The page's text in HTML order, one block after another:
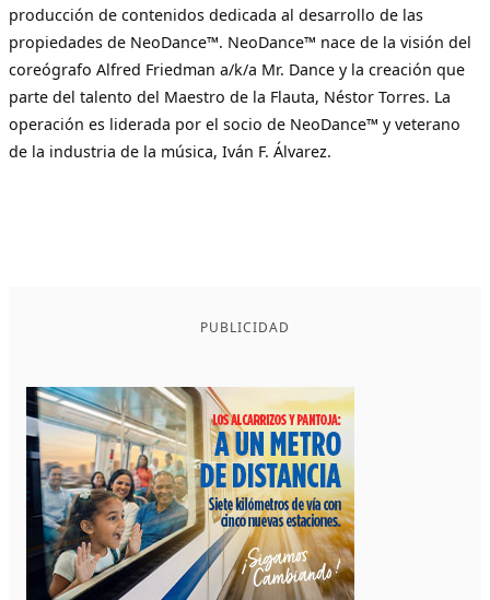
producción de contenidos dedicada al desarrollo de las
propiedades de NeoDance™. NeoDance™ nace de la visión del
coreógrafo Alfred Friedman a/k/a Mr. Dance y la creación que
parte del talento del Maestro de la Flauta, Néstor Torres. La
operación es liderada por el socio de NeoDance™ y veterano
de la industria de la música, Iván F. Álvarez.
PUBLICIDAD